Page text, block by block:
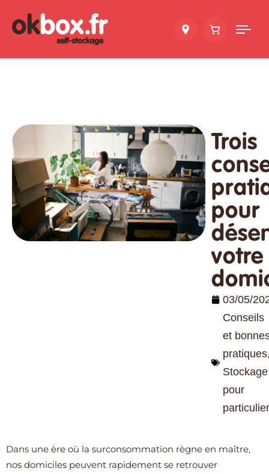
Trois
pour
votre
03/05/
Conseils
et
pratiques
Stockage
pour
Dans une ère où la surconsommation règne en maître,
nos domiciles peuvent rapidement se retrouver